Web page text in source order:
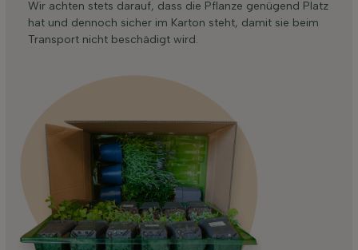
Wir achten stets darauf, dass die Pflanze genügend Platz
hat und dennoch sicher im Karton steht, damit sie beim
Transport nicht beschädigt wird.